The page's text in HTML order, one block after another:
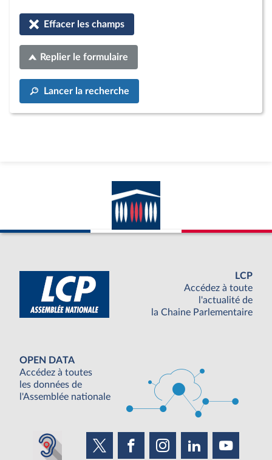
Effacer les champs
Replier le formulaire
Lancer la recherche
LCP
Accédez à toute
l'actualité de
la Chaine Parlementaire
OPEN DATA
Accédez à toutes
les données de
l'Assemblée nationale